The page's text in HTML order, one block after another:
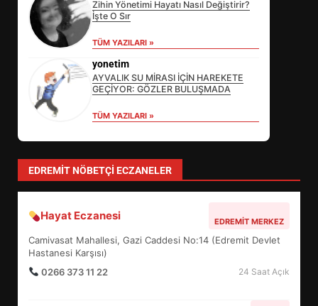
Zihin Yönetimi Hayatı Nasıl Değiştirir?
İşte O Sır
TÜM YAZILARI »
yonetim
AYVALIK SU MİRASI İÇİN HAREKETE
GEÇİYOR: GÖZLER BULUŞMADA
TÜM YAZILARI »
EDREMIT NÖBETÇI ECZANELER
Hayat Eczanesi EDREMIT MERKEZ
Camivasat Mahallesi, Gazi Caddesi No:14 (Edremit Devlet
Hastanesi Karşısı)
0266 373 11 22
24 Saat Açık
EİB’DE KRİTİK ATAMA:
SÜRDÜRÜLEBİLİRLİKTE NE
DEĞİŞECEK?
4
5
BALIKESİR MÜZELERİNDE SÜRE
UZATILDI: NE DEĞİŞTİ?